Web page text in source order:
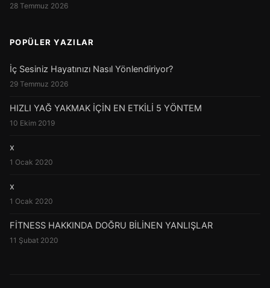
28 Temmuz 2026
POPÜLER YAZILAR
İç Sesiniz Hayatınızı Nasıl Yönlendiriyor?
29 Temmuz 2026
HIZLI YAĞ YAKMAK İÇİN EN ETKİLİ 5 YÖNTEM
10 Ekim 2019
x
1 Ocak 2020
x
1 Ocak 2020
FİTNESS HAKKINDA DOĞRU BİLİNEN YANLIŞLAR
11 Şubat 2020